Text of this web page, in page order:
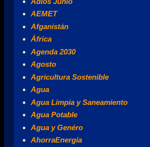
AEMET
Afganistán
África
Agenda 2030
Agosto
Agricultura Sostenible
Agua
Agua Limpia y Saneamiento
Agua Potable
Agua y Genéro
AhorraEnergía